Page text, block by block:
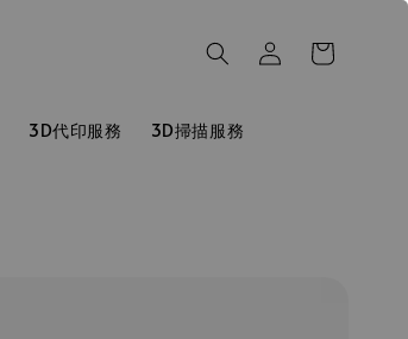
3D代印服務 3D掃描服務